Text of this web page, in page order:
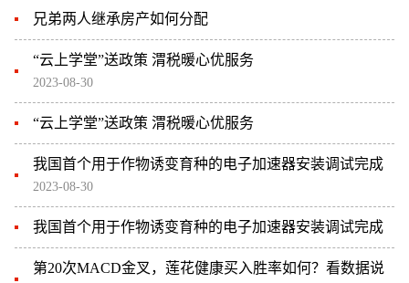
兄弟两人继承房产如何分配
“云上学堂”送政策 渭税暖心优服务
2023-08-30
“云上学堂”送政策 渭税暖心优服务
我国首个用于作物诱变育种的电子加速器安装调试完成
2023-08-30
我国首个用于作物诱变育种的电子加速器安装调试完成
第20次MACD金叉，莲花健康买入胜率如何？看数据说